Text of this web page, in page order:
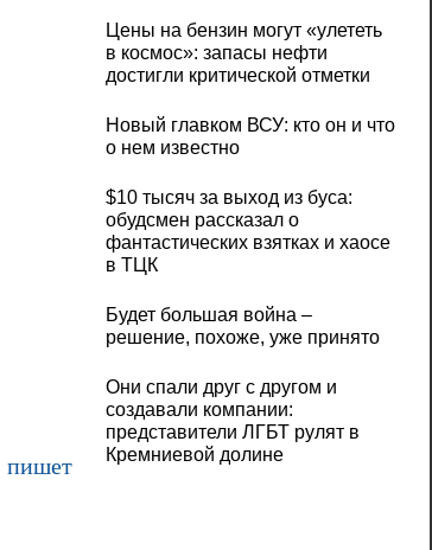
пишет
Цены на бензин могут «улететь
в космос»: запасы нефти
достигли критической отметки
Новый главком ВСУ: кто он и что
о нем известно
$10 тысяч за выход из буса:
обудсмен рассказал о
фантастических взятках и хаосе
в ТЦК
Будет большая война –
решение, похоже, уже принято
Они спали друг с другом и
создавали компании:
представители ЛГБТ рулят в
Кремниевой долине